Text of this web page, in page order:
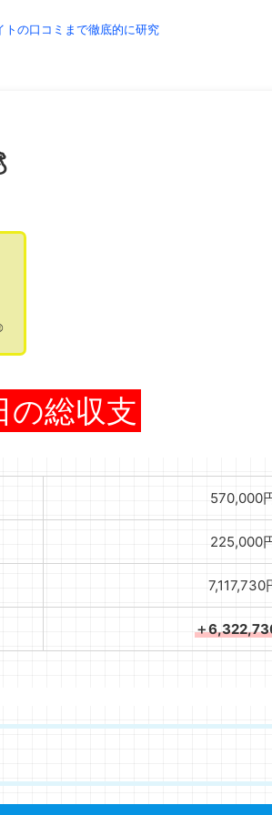
の口コミまで徹底的に研究
の総収支
570,000
225,000
7,117,730
＋